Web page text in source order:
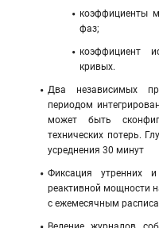
коэффициенты
фаз;
коэффициент
кривых.
Два независимых
периодом
может быть
технических потерь.
усреднения 30 минут
Фиксация утренних
реактивной мощности
с ежемесячным